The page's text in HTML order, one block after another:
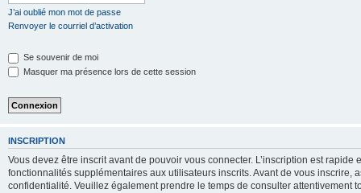
J’ai oublié mon mot de passe
Renvoyer le courriel d’activation
Se souvenir de moi
Masquer ma présence lors de cette session
INSCRIPTION
Vous devez être inscrit avant de pouvoir vous connecter. L’inscription est
fonctionnalités supplémentaires aux utilisateurs inscrits. Avant de vous inscrire,
confidentialité. Veuillez également prendre le temps de consulter attentivement